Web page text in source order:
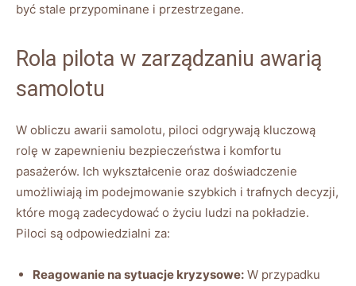
być stale przypominane i ‌przestrzegane.
Rola‌ pilota w zarządzaniu awarią
samolotu
W obliczu awarii ⁢samolotu, piloci odgrywają kluczową‍
rolę‌ w zapewnieniu bezpieczeństwa i‌ komfortu
⁣pasażerów. Ich ‍wykształcenie oraz ⁣doświadczenie
umożliwiają im podejmowanie szybkich i trafnych decyzji,
które⁢ mogą zadecydować o życiu ludzi⁣ na pokładzie.
Piloci są odpowiedzialni za:
Reagowanie na‌ sytuacje kryzysowe: W przypadku